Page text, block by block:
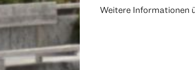
Weitere Informationen